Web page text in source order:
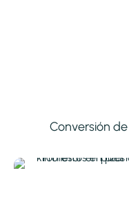
Conversión